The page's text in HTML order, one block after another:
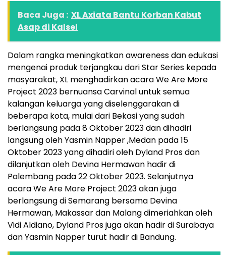
Baca Juga : XL Axiata Bantu Korban Kabut
Asap di Kalsel
Dalam rangka meningkatkan awareness dan edukasi
mengenai produk terjangkau dari Star Series kepada
masyarakat, XL menghadirkan acara We Are More
Project 2023 bernuansa Carvinal untuk semua
kalangan keluarga yang diselenggarakan di
beberapa kota, mulai dari Bekasi yang sudah
berlangsung pada 8 Oktober 2023 dan dihadiri
langsung oleh Yasmin Napper ,Medan pada 15
Oktober 2023 yang dihadiri oleh Dyland Pros dan
dilanjutkan oleh Devina Hermawan hadir di
Palembang pada 22 Oktober 2023. Selanjutnya
acara We Are More Project 2023 akan juga
berlangsung di Semarang bersama Devina
Hermawan, Makassar dan Malang dimeriahkan oleh
Vidi Aldiano, Dyland Pros juga akan hadir di Surabaya
dan Yasmin Napper turut hadir di Bandung.